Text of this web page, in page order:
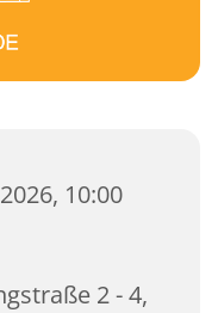
10:00
2 - 4,